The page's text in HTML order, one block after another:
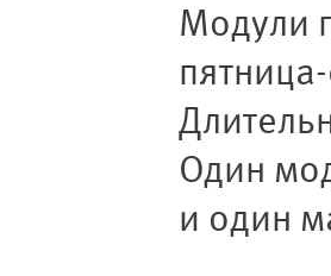
Модули
Один
и один